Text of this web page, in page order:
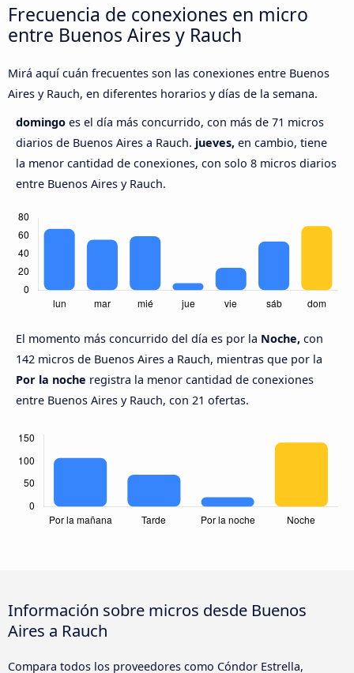
Frecuencia de conexiones en micro
entre Buenos Aires y Rauch
Mirá aquí cuán frecuentes son las conexiones entre Buenos
Aires y Rauch, en diferentes horarios y días de la semana.
domingo es el día más concurrido, con más de 71 micros
diarios de Buenos Aires a Rauch. jueves, en cambio, tiene
la menor cantidad de conexiones, con solo 8 micros diarios
entre Buenos Aires y Rauch.
El momento más concurrido del día es por la Noche, con
142 micros de Buenos Aires a Rauch, mientras que por la
Por la noche registra la menor cantidad de conexiones
entre Buenos Aires y Rauch, con 21 ofertas.
Información sobre micros desde Buenos
Aires a Rauch
Compara todos los proveedores como Cóndor Estrella,